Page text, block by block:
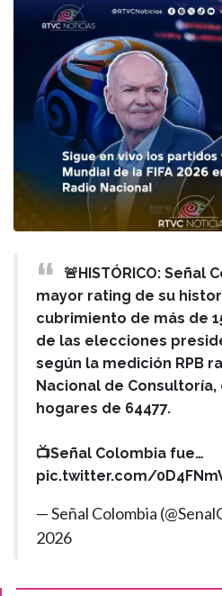
🚨HISTÓRICO:
mayor rating de su
cubrimiento de más de
de las elecciones
según la medición RPB
Nacional de
hogares de 64477.
📺Señal Colombia fue…
pic.twitter.com/
— Señal Colombia
2026